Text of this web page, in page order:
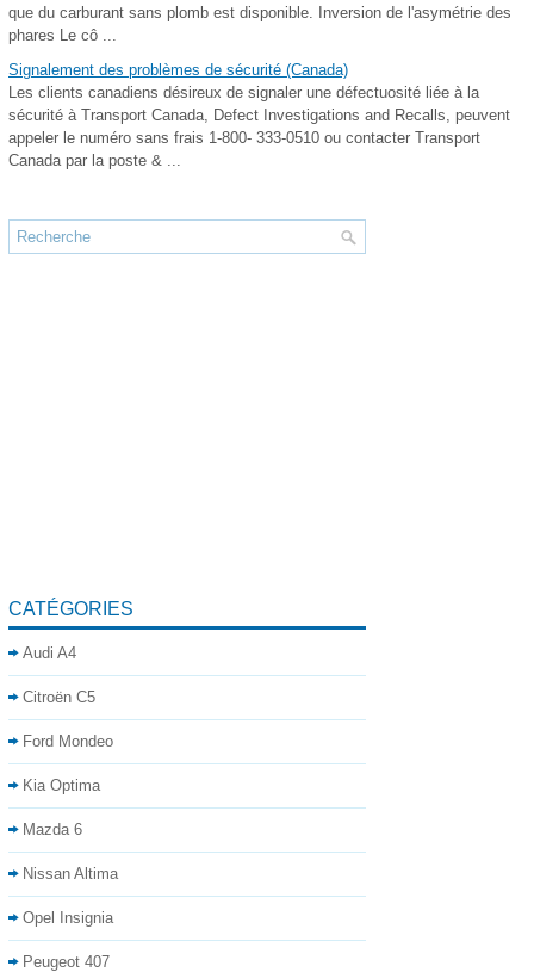
que du carburant sans plomb est disponible. Inversion de l'asymétrie des
phares Le cô ...
Signalement des problèmes de sécurité (Canada)
Les clients canadiens désireux de signaler une défectuosité liée à la
sécurité à Transport Canada, Defect Investigations and Recalls, peuvent
appeler le numéro sans frais 1-800- 333-0510 ou contacter Transport
Canada par la poste & ...
CATÉGORIES
Audi A4
Citroën C5
Ford Mondeo
Kia Optima
Mazda 6
Nissan Altima
Opel Insignia
Peugeot 407